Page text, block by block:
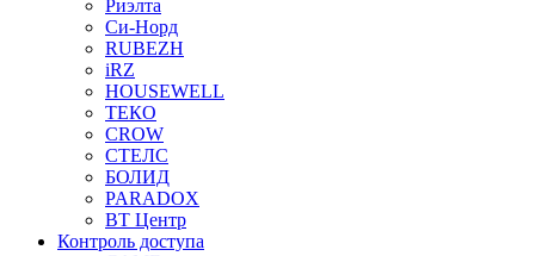
Риэлта
Си-Норд
RUBEZH
iRZ
HOUSEWELL
ТЕКО
CROW
СТЕЛС
БОЛИД
PARADOX
ВТ Центр
Контроль доступа